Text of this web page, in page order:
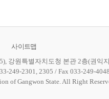
사이트맵
강원특별자치도청 본관 2층(권익
249-2301, 2305 / Fax 033-249-
of Gangwon State. All Right